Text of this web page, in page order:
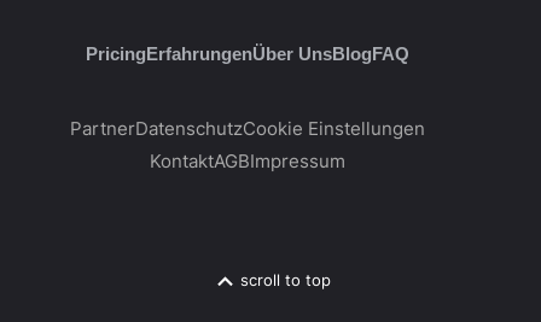
PricingErfahrungenÜber UnsBlogFAQ
PartnerDatenschutzCookie Einstellungen
KontaktAGBImpressum
scroll to top